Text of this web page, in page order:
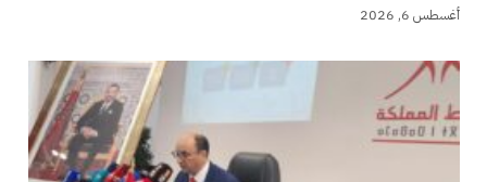
أغسطس 6, 2026